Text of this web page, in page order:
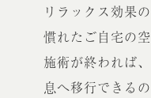
リラックス効果
慣れたご自宅の
施術が終われば
息へ移行できる